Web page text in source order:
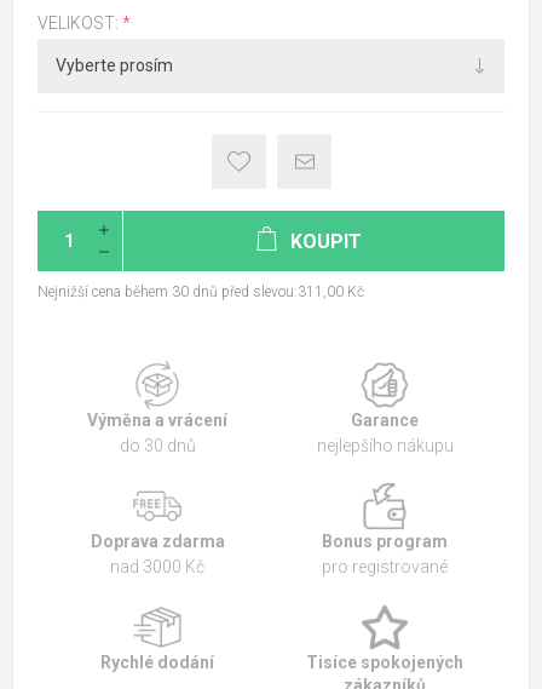
VELIKOST: *
KOUPIT
Nejnižší cena během 30 dnů před slevou:311,00 Kč
Výměna a vrácení
do 30 dnů
Garance
nejlepšího nákupu
Doprava zdarma
nad 3000 Kč
Bonus program
pro registrované
Rychlé dodání
Tisíce spokojených